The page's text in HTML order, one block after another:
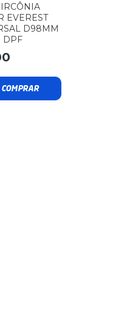
EVEREST
D98MM
DPF
COMPRAR